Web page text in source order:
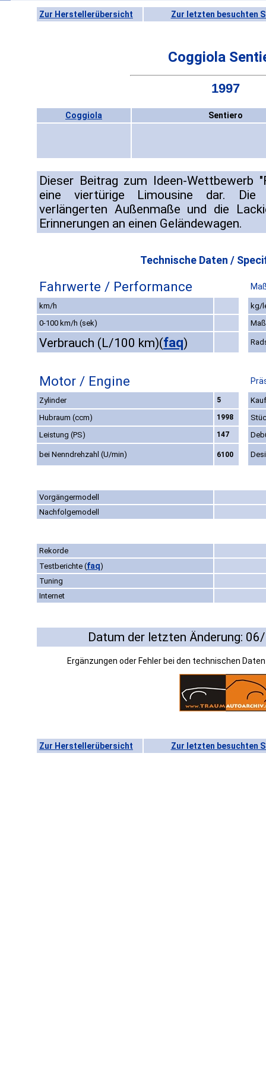
Zur Herstellerübersicht Zur letzten besuchten
Coggiola
1997
Coggiola Sentiero
Dieser Beitrag zum Ideen-Wettbewerb
eine viertürige Limousine dar. Die
verlängerten Außenmaße und die
Erinnerungen an einen Geländewagen.
Technische Daten /
Fahrwerte / Performance
km/h
kg/
0-100 km/h (sek)
Verbrauch (L/100 km)(faq)
Motor / Engine
Zylinder 5
Hubraum (ccm)
1998
Leistung (PS)
147
bei Nenndrehzahl (U/min) 6100
Vorgängermodell
Nachfolgemodell
Rekorde
Testberichte (faq)
Tuning
Internet
Datum der letzten Änderung:
Ergänzungen oder Fehler bei den technischen
Zur Herstellerübersicht Zur letzten besuchten